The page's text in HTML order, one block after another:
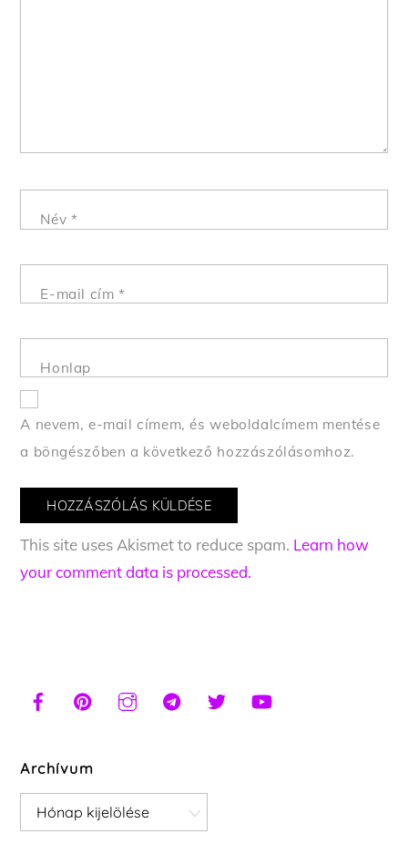
Név *
E-mail cím*
Honlap
A nevem, e-mail címem, és weboldalcímem mentése
a böngészőben a következő hozzászólásomhoz.
This site uses Akismet to reduce spam. Learn how
your comment data is processed.
Archívum
Archívum